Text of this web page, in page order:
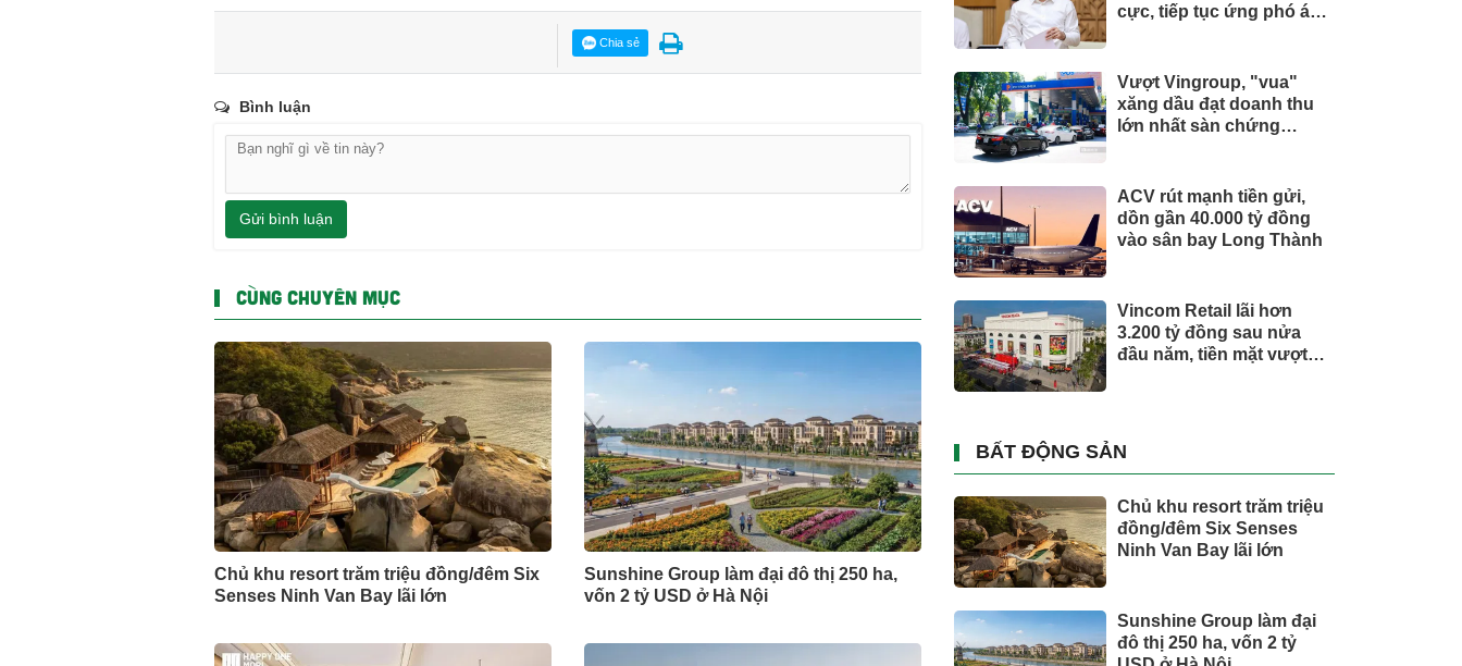
Chia sẻ
Bình luận
Gửi bình luận
CÙNG CHUYÊN MỤC
Chủ khu resort trăm triệu đồng/đêm Six
Senses Ninh Van Bay lãi lớn
Sunshine Group làm đại đô thị 250 ha,
vốn 2 tỷ USD ở Hà Nội
cực, tiếp tục ứng phó áp
Vượt Vingroup, "vua"
xăng dầu đạt doanh thu
lớn nhất sàn chứng
ACV rút mạnh tiền gửi,
dồn gần 40.000 tỷ đồng
vào sân bay Long Thành
Vincom Retail lãi hơn
3.200 tỷ đồng sau nửa
đầu năm, tiền mặt vượt
BẤT ĐỘNG SẢN
Chủ khu resort trăm triệu
đồng/đêm Six Senses
Ninh Van Bay lãi lớn
Sunshine Group làm đại
đô thị 250 ha, vốn 2 tỷ